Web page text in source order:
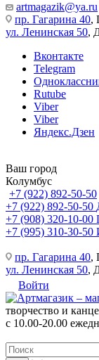
artmagazik@ya.ru
пр. Гагарина 40,
ул. Ленинская 50,
Вконтакте
Telegram
Rutube
Viber
Viber
Яндекс.Дзен
Ваш город
Колумбус
+7 (922) 892-50-50
+7 (922) 892-50-50
+7 (908) 320-10-00
+7 (995) 310-30-50
пр. Гагарина 40,
ул. Ленинская 50,
Войти
творчество и
с 10.00-20.00